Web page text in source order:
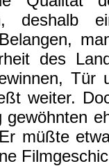
deshalb
des
Tür
weiter.
müßte